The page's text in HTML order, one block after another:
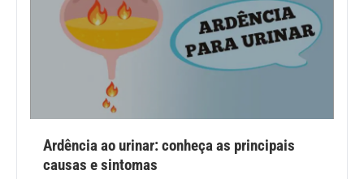
Vacinas
Vitaminas
Ardência ao urinar: conheça as principais
causas e sintomas